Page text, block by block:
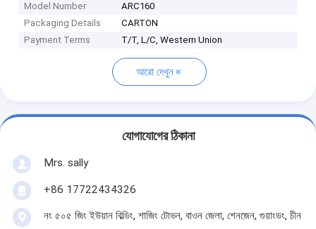
Model Number
ARC160
Packaging Details
CARTON
Payment Terms
T/T, L/C, Western Union
আরো দেখুন
যোগাযোগের ঠিকানা
Mrs. sally
+86 17722434326
নং ৫০৫ জিং ইউয়ান বিল্ডিং, শাজিং টোভন, বাওন জেলা, শেনজেন, গুয়াংডং, চীন